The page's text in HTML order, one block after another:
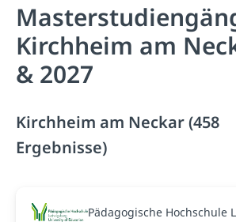
Kirchheim am
& 2027
Kirchheim am Neckar (458
Ergebnisse)
Pädagogische Hochschule